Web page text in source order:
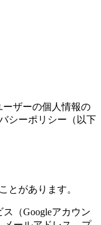
ーザーの個人情報の
シーポリシー（以下
とがあります。
ス（Googleアカウン